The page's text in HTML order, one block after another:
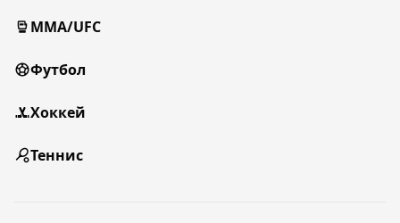
MMA/UFC
Футбол
Хоккей
Теннис